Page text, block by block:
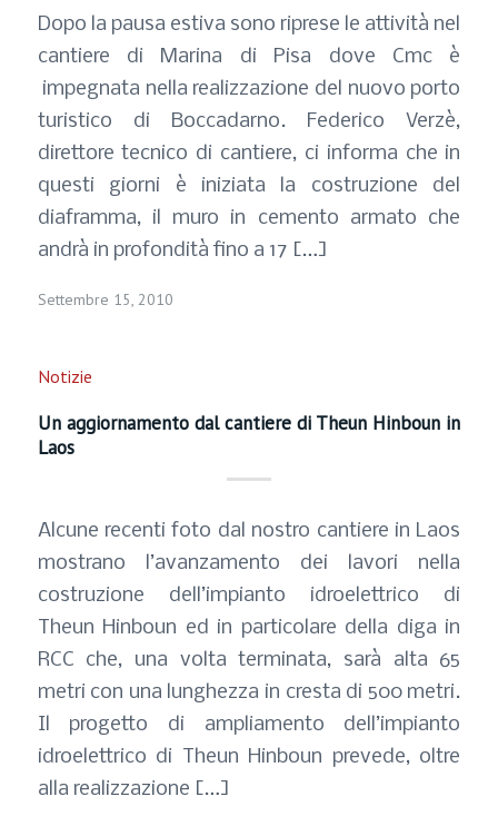
Dopo la pausa estiva sono riprese le attività nel
cantiere di Marina di Pisa dove Cmc è
impegnata nella realizzazione del nuovo porto
turistico di Boccadarno. Federico Verzè,
direttore tecnico di cantiere, ci informa che in
questi giorni è iniziata la costruzione del
diaframma, il muro in cemento armato che
andrà in profondità fino a 17 […]
Settembre 15, 2010
Notizie
Un aggiornamento dal cantiere di Theun Hinboun in
Laos
Alcune recenti foto dal nostro cantiere in Laos
mostrano l’avanzamento dei lavori nella
costruzione dell’impianto idroelettrico di
Theun Hinboun ed in particolare della diga in
RCC che, una volta terminata, sarà alta 65
metri con una lunghezza in cresta di 500 metri.
Il progetto di ampliamento dell’impianto
idroelettrico di Theun Hinboun prevede, oltre
alla realizzazione […]